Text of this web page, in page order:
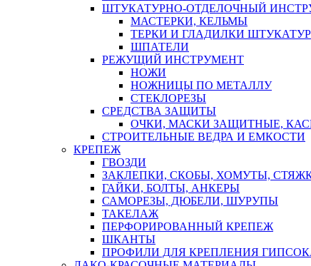
ШТУКАТУРНО-ОТДЕЛОЧНЫЙ
МАСТЕРКИ, КЕЛЬМЫ
ТЕРКИ И ГЛАДИЛКИ
ШПАТЕЛИ
РЕЖУЩИЙ ИНСТРУМЕНТ
НОЖИ
НОЖНИЦЫ ПО МЕТАЛЛУ
СТЕКЛОРЕЗЫ
СРЕДСТВА ЗАЩИТЫ
ОЧКИ, МАСКИ ЗАЩИТНЫЕ,
СТРОИТЕЛЬНЫЕ ВЕДРА И ЕМКОСТИ
КРЕПЕЖ
ГВОЗДИ
ЗАКЛЕПКИ, СКОБЫ, ХОМУТЫ,
ГАЙКИ, БОЛТЫ, АНКЕРЫ
САМОРЕЗЫ, ДЮБЕЛИ, ШУРУПЫ
ТАКЕЛАЖ
ПЕРФОРИРОВАННЫЙ КРЕПЕЖ
ШКАНТЫ
ПРОФИЛИ ДЛЯ КРЕПЛЕНИЯ